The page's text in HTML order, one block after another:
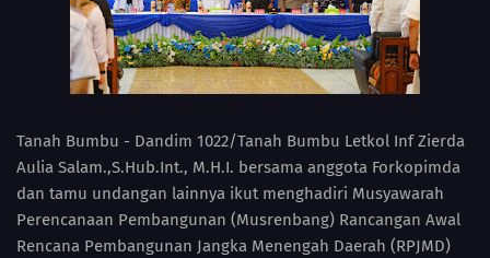
Tanah Bumbu - Dandim 1022/Tanah Bumbu Letkol Inf Zierda
Aulia Salam.,S.Hub.Int., M.H.I. bersama anggota Forkopimda
dan tamu undangan lainnya ikut menghadiri Musyawarah
Perencanaan Pembangunan (Musrenbang) Rancangan Awal
Rencana Pembangunan Jangka Menengah Daerah (RPJMD)